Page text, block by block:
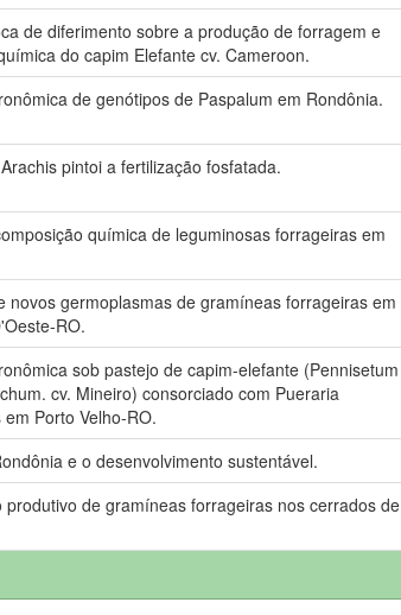
de diferimento sobre a produção de forragem e
do capim Elefante cv. Cameroon.
de genótipos de Paspalum em Rondônia.
pintoi a fertilização fosfatada.
química de leguminosas forrageiras em
novos germoplasmas de gramíneas forrageiras em
RO.
sob pastejo de capim-elefante (Pennisetum
cv. Mineiro) consorciado com Pueraria
Porto Velho-RO.
e o desenvolvimento sustentável.
produtivo de gramíneas forrageiras nos cerrados de